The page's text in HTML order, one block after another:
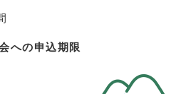
への申込期限